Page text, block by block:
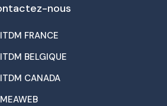
nous
ITDM FRANCE
ITDM BELGIQUE
ITDM CANADA
MEAWEB